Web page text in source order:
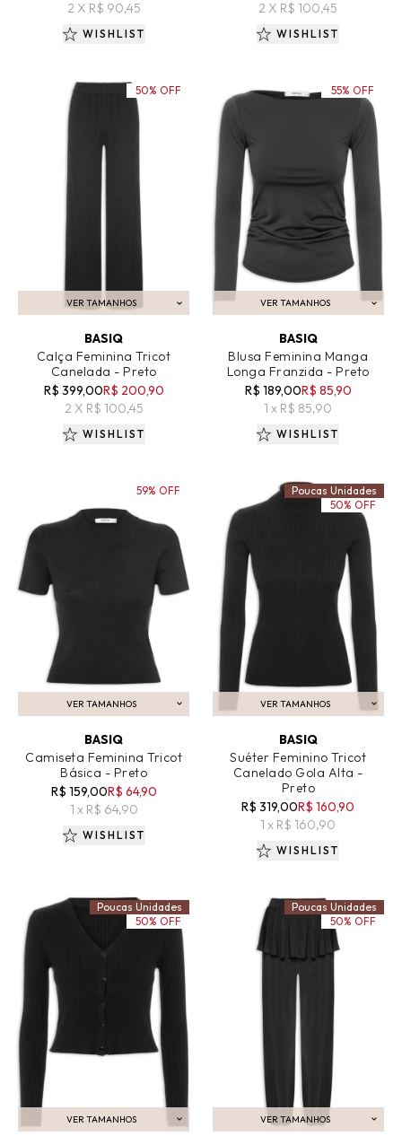
2 X R$ 90,45
WISHLIST
2 X R$ 100,45
WISHLIST
VER TAMANHOS
ADICIONAR AO CARRINHO
BASIQ
Calça Feminina Tricot
Canelada - Preto
R$ 399,00R$ 200,90
2 X R$ 100,45
50% OFF
WISHLIST
VER TAMANHOS
ADICIONAR AO CARRINHO
BASIQ
Blusa Feminina Manga
Longa Franzida - Preto
R$ 189,00R$ 85,90
1 x R$ 85,90
55% OFF
WISHLIST
VER TAMANHOS
ADICIONAR AO CARRINHO
BASIQ
Camiseta Feminina Tricot
Básica - Preto
R$ 159,00R$ 64,90
1 x R$ 64,90
59% OFF
WISHLIST
VER TAMANHOS
ADICIONAR AO CARRINHO
BASIQ
Suéter Feminino Tricot
Canelado Gola Alta -
Preto
R$ 319,00R$ 160,90
1 x R$ 160,90
Poucas Unidades
50% OFF
WISHLIST
VER TAMANHOS
ADICIONAR AO CARRINHO
Poucas Unidades
50% OFF
VER TAMANHOS
ADICIONAR AO CARRINHO
Poucas Unidades
50% OFF